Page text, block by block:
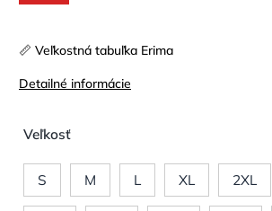
📏 Veľkostná tabuľka Erima
Detailné informácie
Veľkosť
S M L XL 2XL